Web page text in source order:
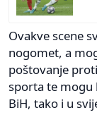
Ovakve scene
nogomet, a
poštovanje
sporta te
BiH, tako i u